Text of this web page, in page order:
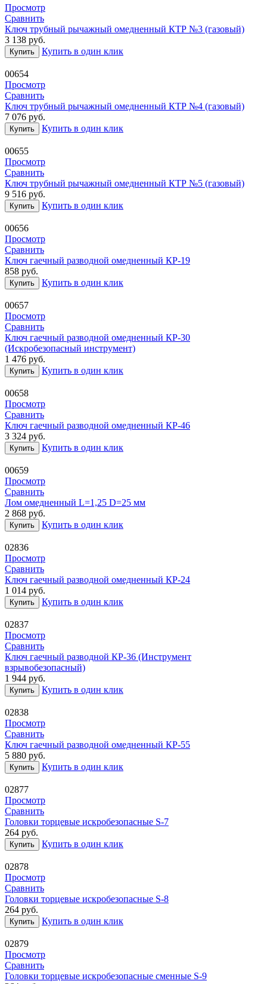
Просмотр
Сравнить
Ключ трубный рычажный омедненный КТР №3 (газовый)
3 138 руб.
Купить Купить в один клик
00654
Просмотр
Сравнить
Ключ трубный рычажный омедненный КТР №4 (газовый)
7 076 руб.
Купить Купить в один клик
00655
Просмотр
Сравнить
Ключ трубный рычажный омедненный КТР №5 (газовый)
9 516 руб.
Купить Купить в один клик
00656
Просмотр
Сравнить
Ключ гаечный разводной омедненный КР-19
858 руб.
Купить Купить в один клик
00657
Просмотр
Сравнить
Ключ гаечный разводной омедненный КР-30
(Искробезопасный инструмент)
1 476 руб.
Купить Купить в один клик
00658
Просмотр
Сравнить
Ключ гаечный разводной омедненный КР-46
3 324 руб.
Купить Купить в один клик
00659
Просмотр
Сравнить
Лом омедненный L=1,25 D=25 мм
2 868 руб.
Купить Купить в один клик
02836
Просмотр
Сравнить
Ключ гаечный разводной омедненный КР-24
1 014 руб.
Купить Купить в один клик
02837
Просмотр
Сравнить
Ключ гаечный разводной КР-36 (Инструмент
взрывобезопасный)
1 944 руб.
Купить Купить в один клик
02838
Просмотр
Сравнить
Ключ гаечный разводной омедненный КР-55
5 880 руб.
Купить Купить в один клик
02877
Просмотр
Сравнить
Головки торцевые искробезопасные S-7
264 руб.
Купить Купить в один клик
02878
Просмотр
Сравнить
Головки торцевые искробезопасные S-8
264 руб.
Купить Купить в один клик
02879
Просмотр
Сравнить
Головки торцевые искробезопасные сменные S-9